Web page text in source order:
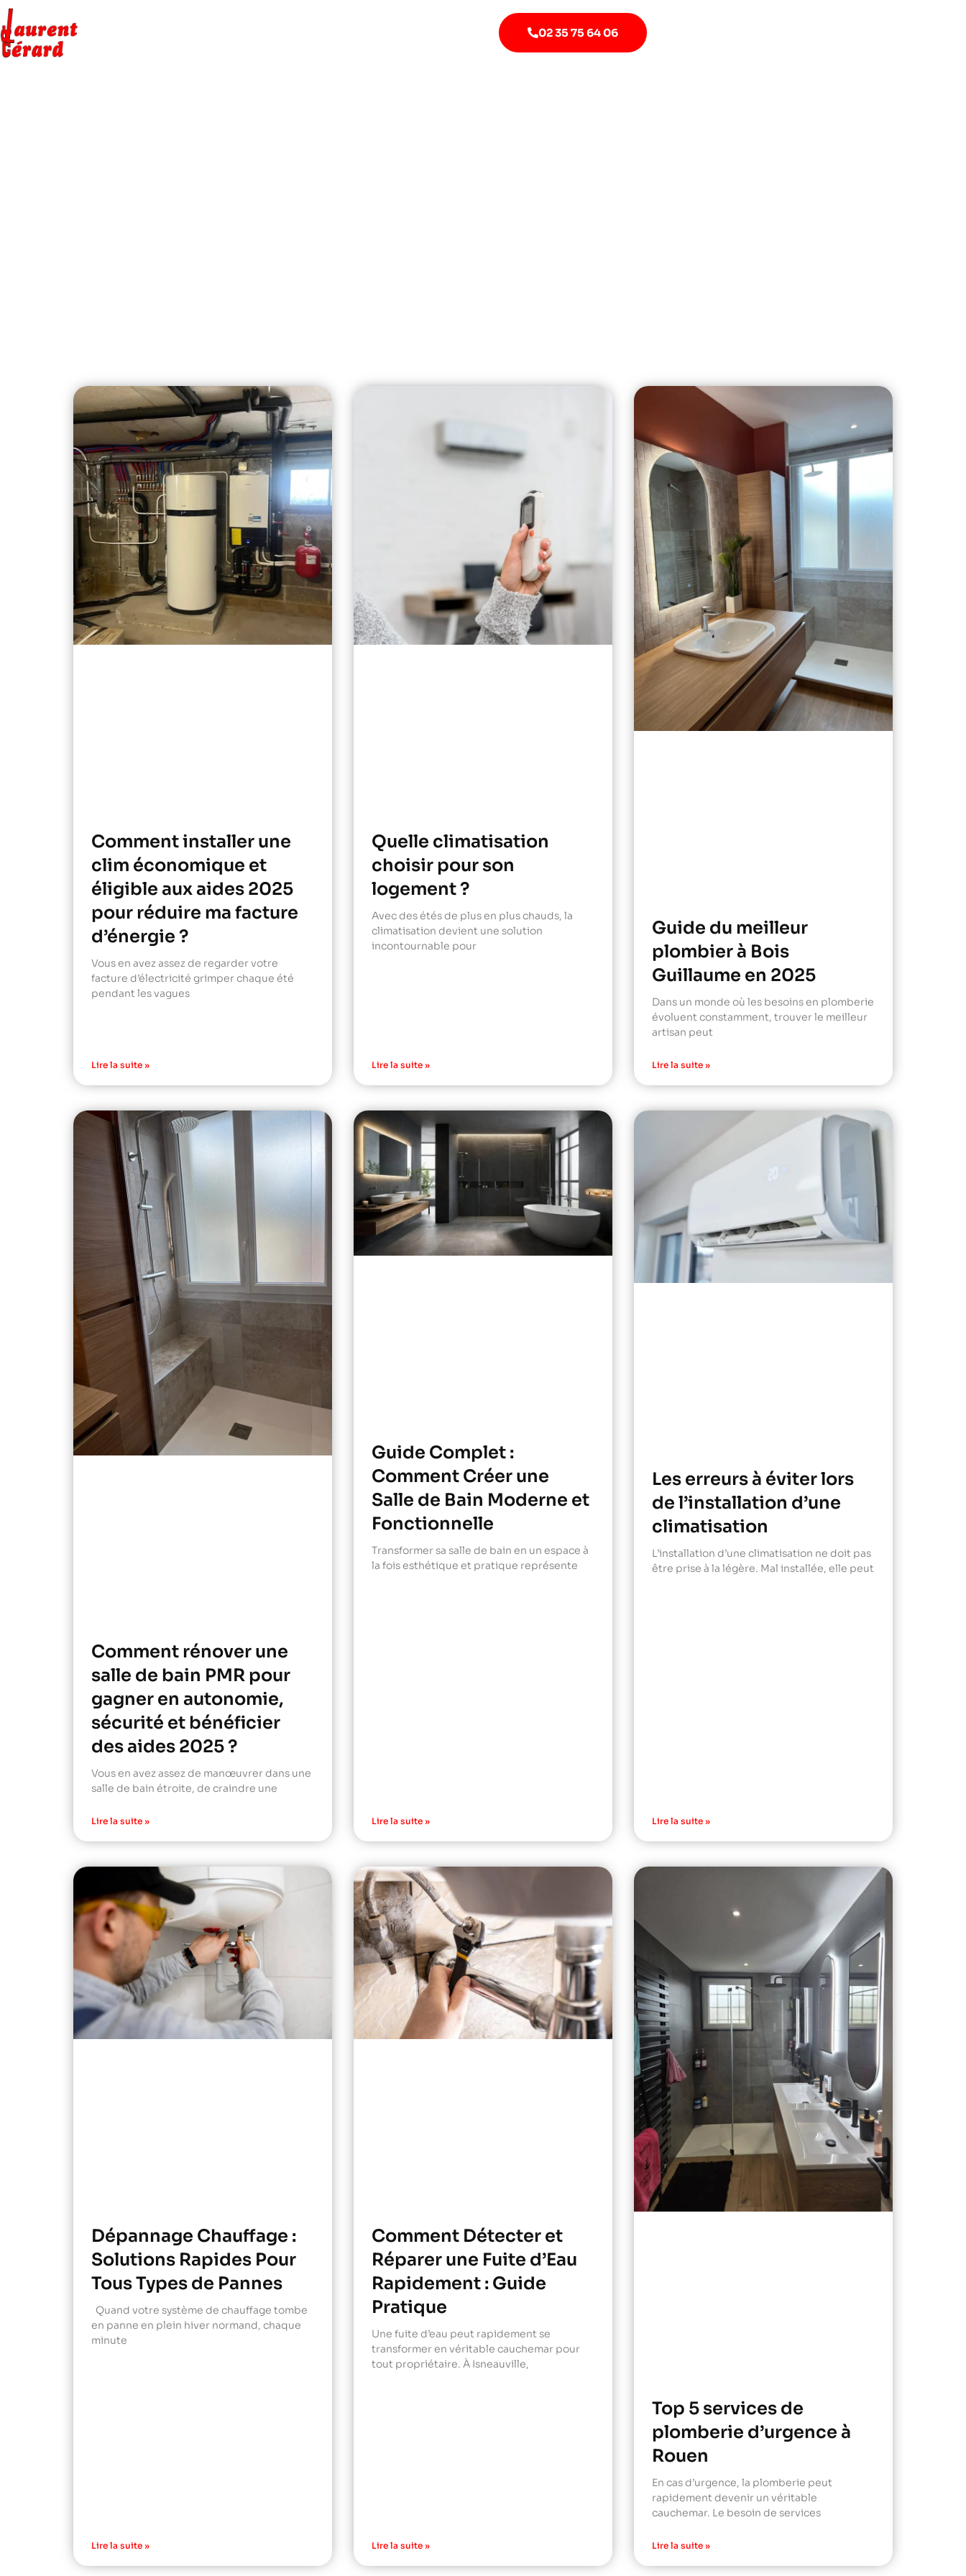
02 35 75 64 06
Comment installer une
clim économique et
éligible aux aides 2025
pour réduire ma facture
d’énergie ?
Vous en avez assez de regarder votre
facture d’électricité grimper chaque été
pendant les vagues
Lire la suite »
Quelle climatisation
choisir pour son
logement ?
Avec des étés de plus en plus chauds, la
climatisation devient une solution
incontournable pour
Lire la suite »
Guide du meilleur
plombier à Bois
Guillaume en 2025
Dans un monde où les besoins en plomberie
évoluent constamment, trouver le meilleur
artisan peut
Lire la suite »
Comment rénover une
salle de bain PMR pour
gagner en autonomie,
sécurité et bénéficier
des aides 2025 ?
Vous en avez assez de manœuvrer dans une
salle de bain étroite, de craindre une
Lire la suite »
Guide Complet :
Comment Créer une
Salle de Bain Moderne et
Fonctionnelle
Transformer sa salle de bain en un espace à
la fois esthétique et pratique représente
Lire la suite »
Les erreurs à éviter lors
de l’installation d’une
climatisation
L’installation d’une climatisation ne doit pas
être prise à la légère. Mal installée, elle peut
Lire la suite »
Dépannage Chauffage :
Solutions Rapides Pour
Tous Types de Pannes
Quand votre système de chauffage tombe
en panne en plein hiver normand, chaque
minute
Lire la suite »
Comment Détecter et
Réparer une Fuite d’Eau
Rapidement : Guide
Pratique
Une fuite d’eau peut rapidement se
transformer en véritable cauchemar pour
tout propriétaire. À Isneauville,
Lire la suite »
Top 5 services de
plomberie d’urgence à
Rouen
En cas d’urgence, la plomberie peut
rapidement devenir un véritable
cauchemar. Le besoin de services
Lire la suite »